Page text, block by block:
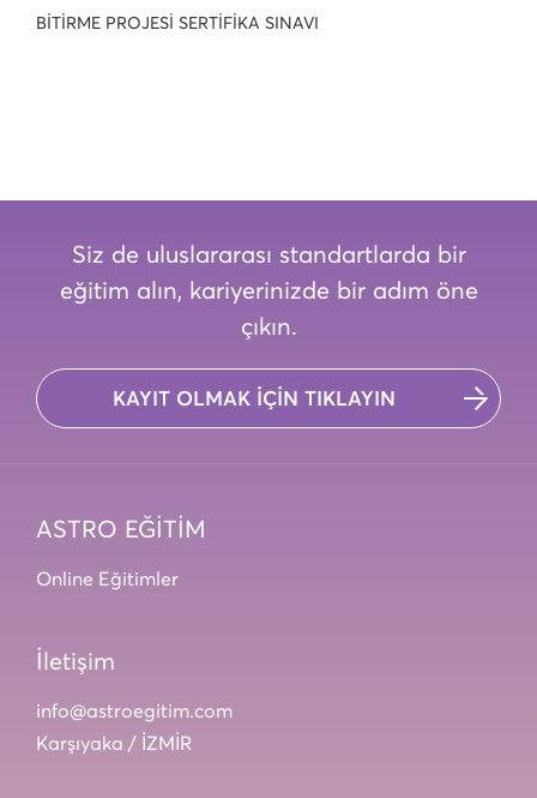
BİTİRME PROJESİ SERTİFİKA SINAVI
Siz de uluslararası standartlarda bir
eğitim alın, kariyerinizde bir adım öne
çıkın.
KAYIT OLMAK İÇİN TIKLAYIN
ASTRO EĞİTİM
Online Eğitimler
İletişim
info@astroegitim.com
Karşıyaka / İZMİR